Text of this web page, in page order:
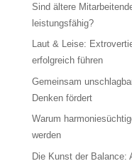
Sind ältere
leistungsfähig?
Laut & Leise:
erfolgreich führen
Gemeinsam
Denken fördert
Warum
werden
Die Kunst der Balance: